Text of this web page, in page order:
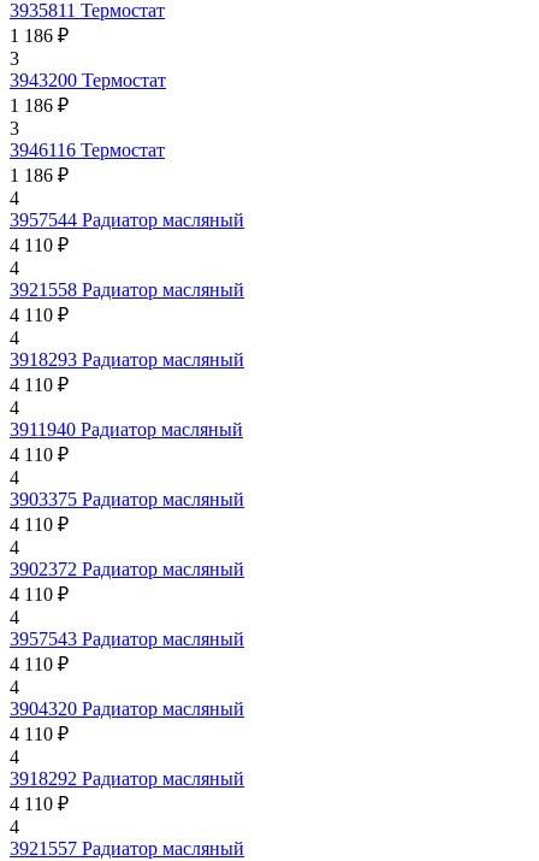
3935811 Термостат
1 186 ₽
3
3943200 Термостат
1 186 ₽
3
3946116 Термостат
1 186 ₽
4
3957544 Радиатор масляный
4 110 ₽
4
3921558 Радиатор масляный
4 110 ₽
4
3918293 Радиатор масляный
4 110 ₽
4
3911940 Радиатор масляный
4 110 ₽
4
3903375 Радиатор масляный
4 110 ₽
4
3902372 Радиатор масляный
4 110 ₽
4
3957543 Радиатор масляный
4 110 ₽
4
3904320 Радиатор масляный
4 110 ₽
4
3918292 Радиатор масляный
4 110 ₽
4
3921557 Радиатор масляный